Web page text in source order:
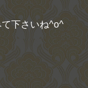
下さいね^o^